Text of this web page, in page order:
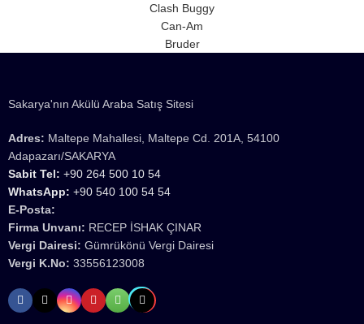
Clash Buggy
Can-Am
Bruder
Sakarya'nın Akülü Araba Satış Sitesi
Adres: Maltepe Mahallesi, Maltepe Cd. 201A, 54100
Adapazarı/SAKARYA
Sabit Tel: +90 264 500 10 54
WhatsApp: +90 540 100 54 54
E-Posta:
Firma Unvanı: RECEP İSHAK ÇINAR
Vergi Dairesi: Gümrükönü Vergi Dairesi
Vergi K.No: 33556123008